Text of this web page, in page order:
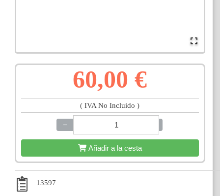
60,00 €
( IVA No Incluido )
−
Añadir a la cesta
13597